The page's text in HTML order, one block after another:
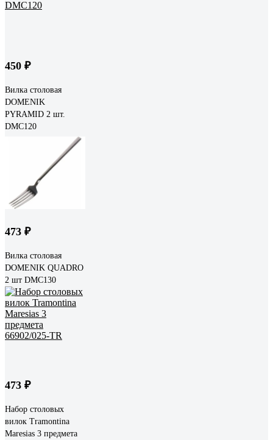
450 ₽
Вилка столовая
DOMENIK
PYRAMID 2 шт.
DMC120
473 ₽
Вилка столовая
DOMENIK QUADRO
2 шт DMC130
473 ₽
Набор столовых
вилок Tramontina
Maresias 3 предмета